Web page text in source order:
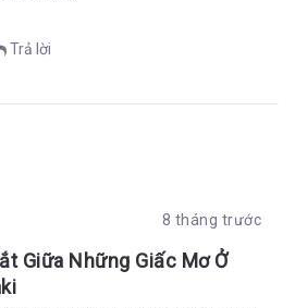
Trả lời
8 tháng trước
Giữa Những Giấc Mơ Ở